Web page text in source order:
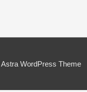
Astra WordPress Theme